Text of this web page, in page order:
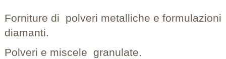
Forniture di polveri metalliche e
diamanti.
Polveri e miscele granulate.